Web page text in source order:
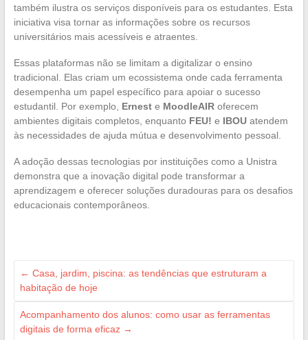
também ilustra os serviços disponíveis para os estudantes. Esta
iniciativa visa tornar as informações sobre os recursos
universitários mais acessíveis e atraentes.
Essas plataformas não se limitam a digitalizar o ensino
tradicional. Elas criam um ecossistema onde cada ferramenta
desempenha um papel específico para apoiar o sucesso
estudantil. Por exemplo, Erneste MoodleAIRoferecem
ambientes digitais completos, enquanto FEU! e IBOUatendem
às necessidades de ajuda mútua e desenvolvimento pessoal.
A adoção dessas tecnologias por instituições como a Unistra
demonstra que a inovação digital pode transformar a
aprendizagem e oferecer soluções duradouras para os desafios
educacionais contemporâneos.
← Casa, jardim, piscina: as tendências que estruturam a
habitação de hoje
Acompanhamento dos alunos: como usar as ferramentas
digitais de forma eficaz →